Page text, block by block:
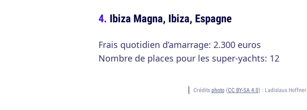
Ibiza Magna, Ibiza, Espagne
Frais quotidien d’amarrage: 2.300 euros
Nombre de places pour les super-yachts: 12
Crédits photo(CC BY-SA 4.0) : Ladislaus Hoffner